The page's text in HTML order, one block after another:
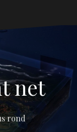
net
rond